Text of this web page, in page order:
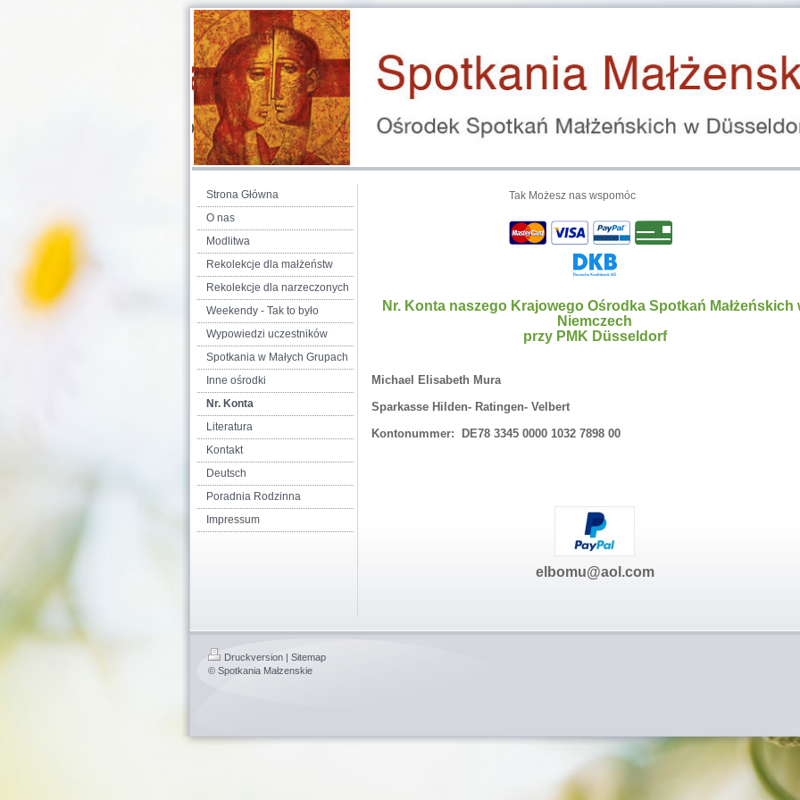
Strona Główna
O nas
Modlitwa
Rekolekcje dla małżeństw
Rekolekcje dla narzeczonych
Weekendy - Tak to było
Wypowiedzi uczestników
Spotkania w Małych Grupach
Inne ośrodki
Nr. Konta
Literatura
Kontakt
Deutsch
Poradnia Rodzinna
Impressum
Tak Możesz nas wspomóc
Nr. Konta naszego Krajowego Ośrodka Spotkań Małżeńskich
Niemczech
przy PMK Düsseldorf
Michael Elisabeth Mura
Sparkasse Hilden- Ratingen- Velbert
Kontonummer: DE78 3345 0000 1032 7898 00
elbomu@aol.com
Druckversion | Sitemap
© Spotkania Małzenskie